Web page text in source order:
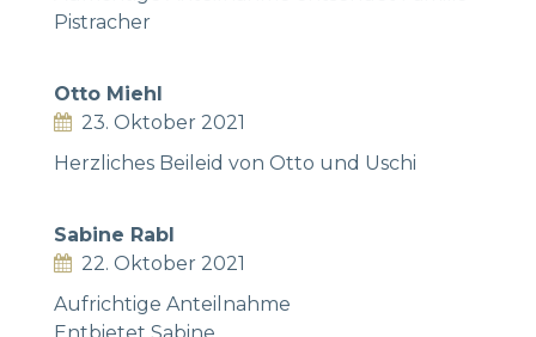
Pistracher
Otto Miehl
23. Oktober 2021
Herzliches Beileid von Otto und Uschi
Sabine Rabl
22. Oktober 2021
Aufrichtige Anteilnahme
Entbietet Sabine